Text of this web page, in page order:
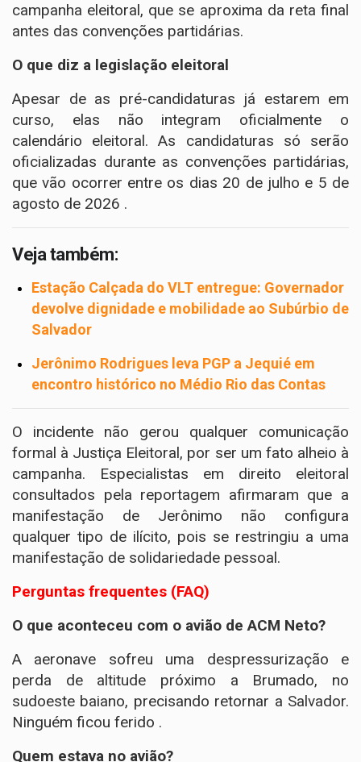
campanha eleitoral, que se aproxima da reta final
antes das convenções partidárias.
O que diz a legislação eleitoral
Apesar de as pré-candidaturas já estarem em
curso, elas não integram oficialmente o
calendário eleitoral. As candidaturas só serão
oficializadas durante as convenções partidárias,
que vão ocorrer entre os dias 20 de julho e 5 de
agosto de 2026 .
Veja também:
Estação Calçada do VLT entregue: Governador
devolve dignidade e mobilidade ao Subúrbio de
Salvador
Jerônimo Rodrigues leva PGP a Jequié em
encontro histórico no Médio Rio das Contas
O incidente não gerou qualquer comunicação
formal à Justiça Eleitoral, por ser um fato alheio à
campanha. Especialistas em direito eleitoral
consultados pela reportagem afirmaram que a
manifestação de Jerônimo não configura
qualquer tipo de ilícito, pois se restringiu a uma
manifestação de solidariedade pessoal.
Perguntas frequentes (FAQ)
O que aconteceu com o avião de ACM Neto?
A aeronave sofreu uma despressurização e
perda de altitude próximo a Brumado, no
sudoeste baiano, precisando retornar a Salvador.
Ninguém ficou ferido .
Quem estava no avião?